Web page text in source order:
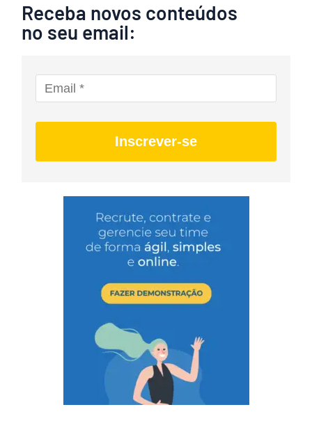
Receba novos conteúdos
no seu email:
Inscrever-se